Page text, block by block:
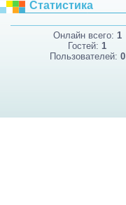
Статистика
Онлайн всего: 1
Гостей:1
Пользователей: 0